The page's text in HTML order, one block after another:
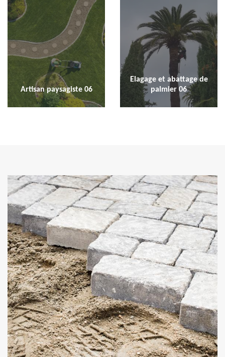
Artisan paysagiste 06
Elagage et abattage de
palmier 06